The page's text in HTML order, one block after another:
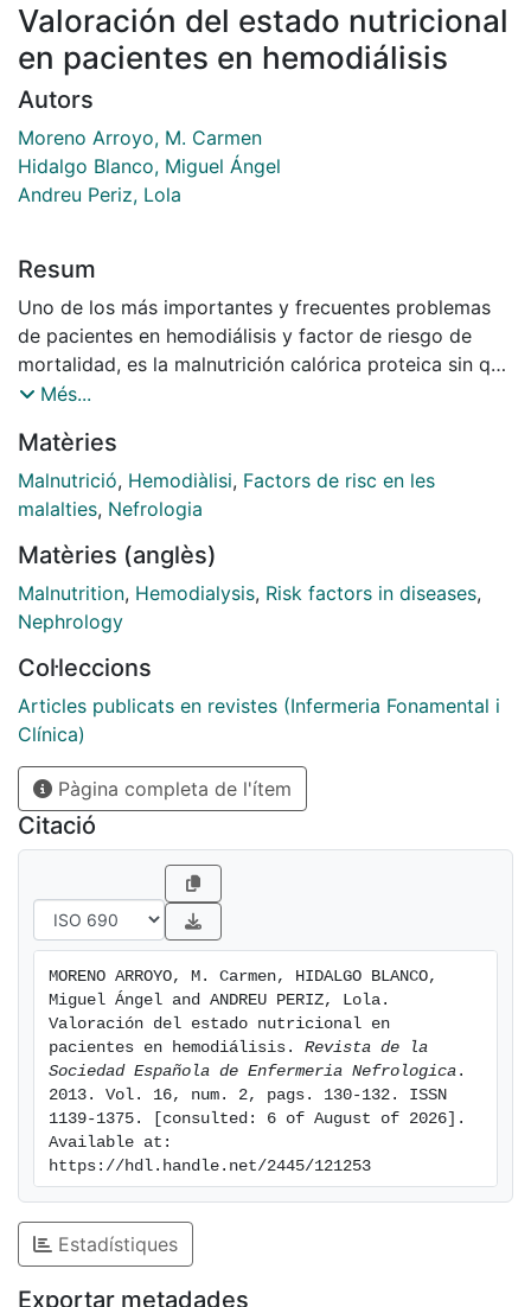
Valoración del estado nutricional
en pacientes en hemodiálisis
Autors
Moreno Arroyo, M. Carmen
Hidalgo Blanco, Miguel Ángel
Andreu Periz, Lola
Resum
Uno de los más importantes y frecuentes problemas
de pacientes en hemodiálisis y factor de riesgo de
mortalidad, es la malnutrición calórica proteica sin que
exista un consenso para evaluarla. Se consideran
hipercatabolismo asociado al procedimiento dialítico,
las situaciones comórbidas y la reducción en la
ingesta calórico protéica. Por otra parte, la asociación
constituye un síndrome (MIA) que se asocia a una
elevada morbilidad y mortalidad de causa
cardiovascular. Se han propuesto diferentes métodos
los que destacan además de los parámetros
antropometricos y analíticos, la Subjective Global
Assessment (SGA), el score de malnutrición
inflamación, la absorciometría dual energética de
rayos X, así como el análisis mediante bioimpedancia
espectroscópica (BIS), pero ninguno se ha aceptado
individualmente como método único de referencia.
Aún así, en los últimos años, se ha extendido en las
unidades de diálisis el uso de la BIS. Este es un
método objetivo, inocuo, barato y reproducible para
hidratación, pudiendo obtener parámetros
nutricionales que se relacionen con otros parámetros
considerados buenos marcadores de la nutrición.
Més...
Matèries
Malnutrició, Hemodiàlisi, Factors de risc en les
malalties, Nefrologia
Matèries (anglès)
Malnutrition, Hemodialysis, Risk factors in diseases,
Nephrology
Col·leccions
Articles publicats en revistes (Infermeria Fonamental i
Clínica)
Pàgina completa de l'ítem
Citació
MORENO ARROYO, M. Carmen, HIDALGO BLANCO,
Miguel Ángel and ANDREU PERIZ, Lola.
Valoración del estado nutricional en
pacientes en hemodiálisis. Revista de la
Sociedad Española de Enfermeria Nefrologica .
2013. Vol. 16, num. 2, pags. 130-132. ISSN
1139-1375. [consulted: 6 of August of 2026].
Available at:
https://hdl.handle.net/2445/121253
Estadístiques
Exportar metadades